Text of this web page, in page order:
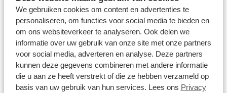
We gebruiken cookies om content en advertenties te
personaliseren, om functies voor social media te bieden en
om ons websiteverkeer te analyseren. Ook delen we
informatie over uw gebruik van onze site met onze partners
voor social media, adverteren en analyse. Deze partners
kunnen deze gegevens combineren met andere informatie
die u aan ze heeft verstrekt of die ze hebben verzameld op
basis van uw gebruik van hun services. Lees ons Privacy
Vriendschapsringen
Over ons
Aller Spanninga
Historie
Certificaten